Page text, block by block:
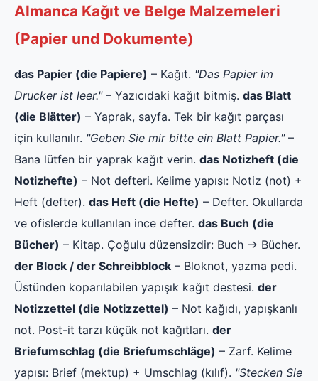
Almanca Kağıt ve Belge Malzemeleri
(Papier und Dokumente)
das Papier (die Papiere) – Kağıt. "Das Papier im
Drucker ist leer."– Yazıcıdaki kağıt bitmiş. das Blatt
(die Blätter) – Yaprak, sayfa. Tek bir kağıt parçası
için kullanılır. "Geben Sie mir bitte ein Blatt Papier."–
Bana lütfen bir yaprak kağıt verin. das Notizheft (die
Notizhefte) – Not defteri. Kelime yapısı: Notiz (not) +
Heft (defter). das Heft (die Hefte) – Defter. Okullarda
ve ofislerde kullanılan ince defter. das Buch (die
Bücher) – Kitap. Çoğulu düzensizdir: Buch → Bücher.
der Block / der Schreibblock – Bloknot, yazma pedi.
Üstünden koparılabilen yapışık kağıt destesi. der
Notizzettel (die Notizzettel) – Not kağıdı, yapışkanlı
not. Post-it tarzı küçük not kağıtları. der
Briefumschlag (die Briefumschläge) – Zarf. Kelime
yapısı: Brief (mektup) + Umschlag (kılıf). "Stecken Sie